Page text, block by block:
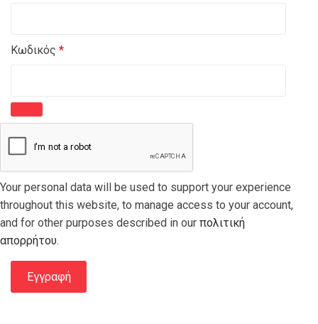
Κωδικός *Απαιτείται
Your personal data will be used to support your experience
throughout this website, to manage access to your account,
and for other purposes described in our πολιτική
απορρήτου.
Εγγραφή